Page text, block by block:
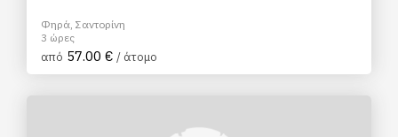
Φηρά, Σαντορίνη
3 ώρες
από 57.00 € / άτομο